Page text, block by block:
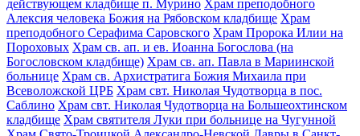
действующем кладбище п. Мурино Храм преподобного
Алексия человека Божия на Рябовском кладбище Храм
преподобного Серафима Саровского Храм Пророка Илии на
Пороховых Храм св. ап. и ев. Иоанна Богослова (на
Богословском кладбище) Храм св. ап. Павла в Мариинской
больнице Храм св. Архистратига Божия Михаила при
Всеволожской ЦРБ Храм свт. Николая Чудотворца в пос.
Саблино Храм свт. Николая Чудотворца на Большеохтинском
кладбище Храм святителя Луки при больнице на Чугунной